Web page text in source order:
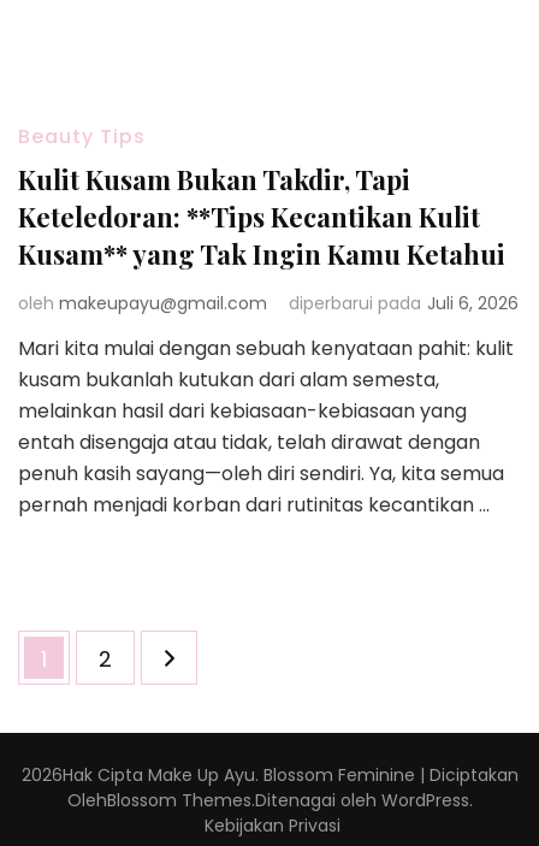
Beauty Tips
Kulit Kusam Bukan Takdir, Tapi
Keteledoran: **Tips Kecantikan Kulit
Kusam** yang Tak Ingin Kamu Ketahui
oleh makeupayu@gmail.com diperbarui pada Juli 6, 2026
Mari kita mulai dengan sebuah kenyataan pahit: kulit
kusam bukanlah kutukan dari alam semesta,
melainkan hasil dari kebiasaan-kebiasaan yang
entah disengaja atau tidak, telah dirawat dengan
penuh kasih sayang—oleh diri sendiri. Ya, kita semua
pernah menjadi korban dari rutinitas kecantikan …
Paginasi
pos
Halaman
1 Halaman
2
2026Hak Cipta Make Up Ayu. Blossom Feminine | Diciptakan
OlehBlossom Themes.Ditenagai oleh WordPress.
Kebijakan Privasi